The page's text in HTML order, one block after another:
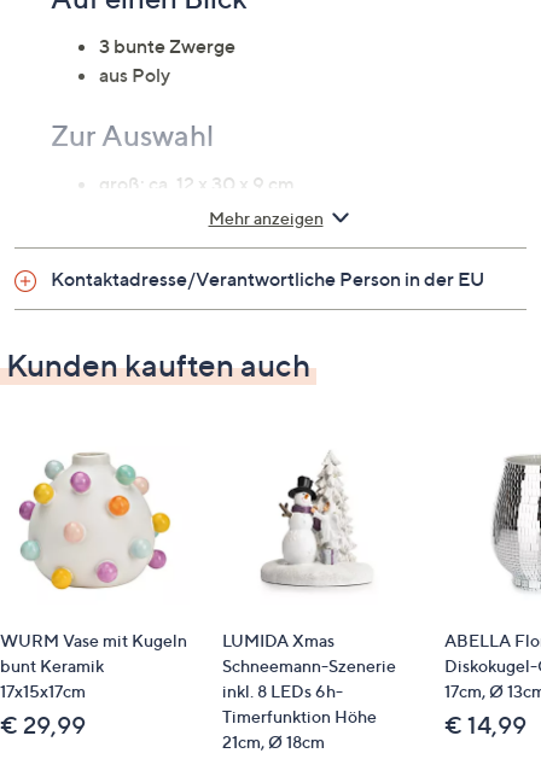
3 bunte Zwerge
aus Poly
Zur Auswahl
groß: ca. 12 x 30 x 9 cm
klein: ca. 6 x 20 x 6 cm
Pflege
Identifikationsnummer
Bitte beachten
Dieser Artikel ist nicht an einen Paketshop, eine
Packstation oder ins Ausland lieferbar.
Mehr anzeigen
Kontaktadresse/Verantwortliche Person in der EU
Kunden kauften auch
WURM Vase mit Kugeln
bunt Keramik
17x15x17cm
€ 29,99
LUMIDA Xmas
Schneemann-Szenerie
inkl. 8 LEDs 6h-
Timerfunktion Höhe
21cm, Ø 18cm
ABELLA
17cm, Ø
€ 14,99